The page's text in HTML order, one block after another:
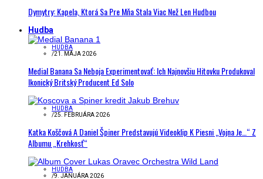
Dymytry: Kapela, Ktorá Sa Pre Mňa Stala Viac Než Len Hudbou
Hudba
HUDBA
/21. MÁJA 2026
Medial Banana Sa Neboja Experimentovať: Ich Najnovšiu Hitovku Produkoval
Ikonický Britský Producent Ed Solo
HUDBA
/25. FEBRUÁRA 2026
Katka Koščová A Daniel Špiner Predstavujú Videoklip K Piesni „Vojna Je…“ Z
Albumu „Krehkosť“
HUDBA
/9. JANUÁRA 2026